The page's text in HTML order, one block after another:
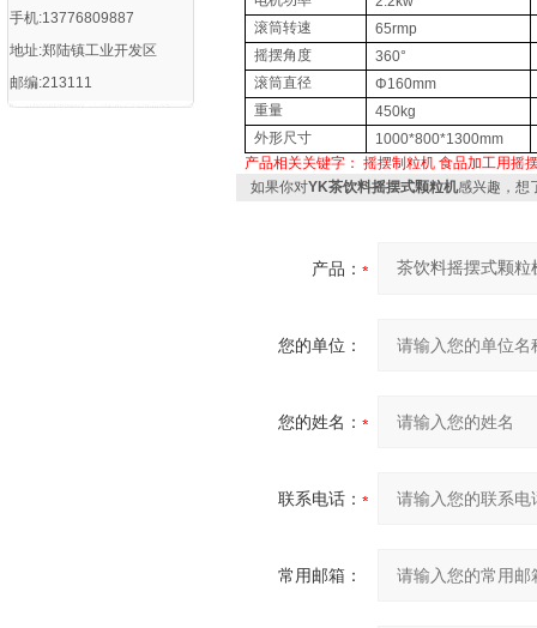
手机:13776809887
地址:郑陆镇工业开发区
邮编:213111
滚筒转速
65rmp
摇摆角度
360°
滚筒直径
Φ160mm
重量
450kg
外形尺寸
1000*800*1300mm
产品相关关键字： 摇摆制粒机 食品加工用摇
如果你对YK茶饮料摇摆式颗粒机感兴趣，想
产品：
您的单位：
您的姓名：
联系电话：
常用邮箱：